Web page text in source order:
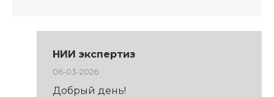
НИИ экспертиз
06-03-2026
Добрый день!